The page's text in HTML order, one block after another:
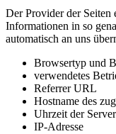
Der Provider der Seiten
Informationen in so
automatisch an uns
Browsertyp und
verwendetes
Referrer URL
Hostname des
Uhrzeit der
IP-Adresse